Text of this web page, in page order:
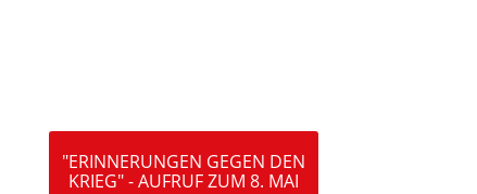
"ERINNERUNGEN GEGEN DEN
KRIEG" - AUFRUF ZUM 8. MAI